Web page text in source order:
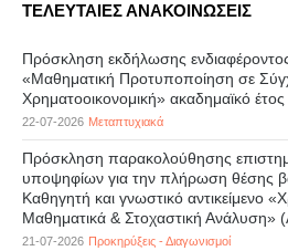
ΤΕΛΕΥΤΑΙΕΣ ΑΝΑΚΟΙΝΩΣΕΙΣ
Πρόσκληση εκδήλωσης
«Μαθηματική Προτυποποίηση σε
Χρηματοοικονομική» ακαδημαϊκό
22-07-2026 Μεταπτυχιακά
Πρόσκληση παρακολούθησης
υποψηφίων για την πλήρωση θέσης
Καθηγητή και γνωστικό αντικείμενο
Μαθηματικά & Στοχαστική Ανάλυση»
21-07-2026 Προκηρύξεις - Διαγωνισμοί